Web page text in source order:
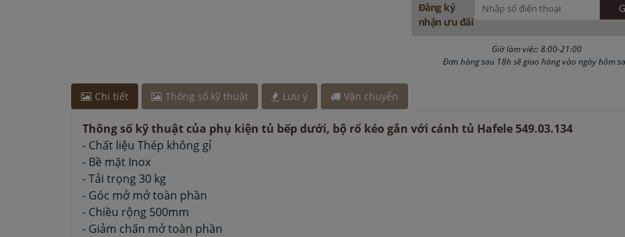
Đăng ký
nhận ưu đãi
Giờ làm việc: 8:00-21:00
Đơn hàng sau 18h sẽ giao hàng vào ngày hôm
Chi tiết Thông số kỹ thuật Lưu ý Vận chuyển
Thông số kỹ thuật của phụ kiện tủ bếp dưới, bộ rổ kéo gắn với cánh tủ Hafele 549.03.134
- Chất liệu Thép không gỉ
- Bề mặt Inox
- Tải trọng 30 kg
- Góc mở mở toàn phần
- Chiều rộng 500mm
- Giảm chấn mở toàn phần